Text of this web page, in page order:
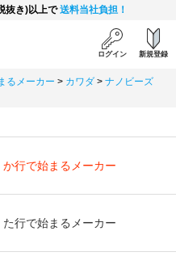
抜き)以上で送料当社負担！
ログイン 新規登録
るメーカー > カワダ > ナノビーズ
か行で始まるメーカー
た行で始まるメーカー